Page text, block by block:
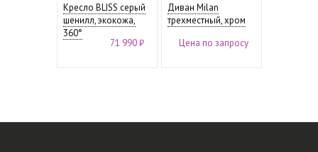
Кресло BLISS серый
шенилл, экокожа,
360°
71 990 ₽
Диван Milan
трехместный, хром
Цена по запросу